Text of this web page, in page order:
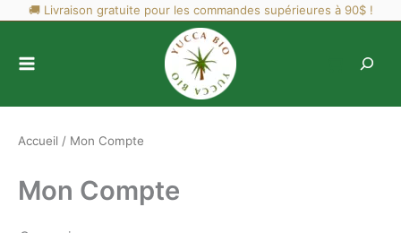
contenu
🚚 Livraison gratuite pour les commandes supérieures à 90$ !
Accueil Mon Compte
Mon Compte